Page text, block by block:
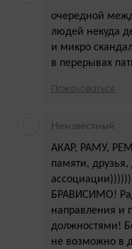
очередной
людей некуда
и микро
в перерывах
Пожаловаться
АКАР, РАМУ,
памяти,
БРАВИСИМО!
направления и
должностями!
не возможно в
Неизвестный